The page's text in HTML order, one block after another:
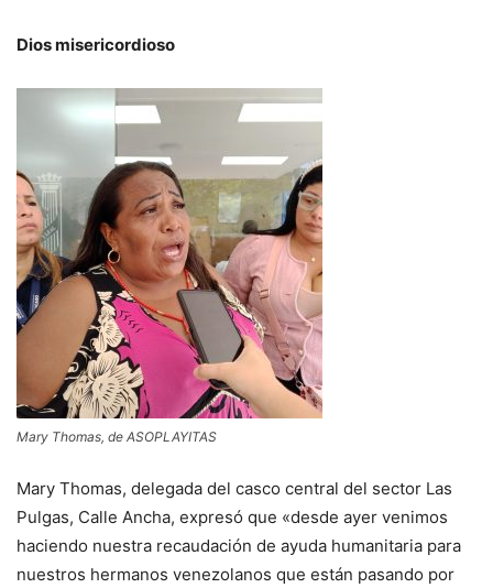
Dios misericordioso
Mary Thomas, de ASOPLAYITAS
Mary Thomas, delegada del casco central del sector Las
Pulgas, Calle Ancha, expresó que «desde ayer venimos
haciendo nuestra recaudación de ayuda humanitaria para
nuestros hermanos venezolanos que están pasando por